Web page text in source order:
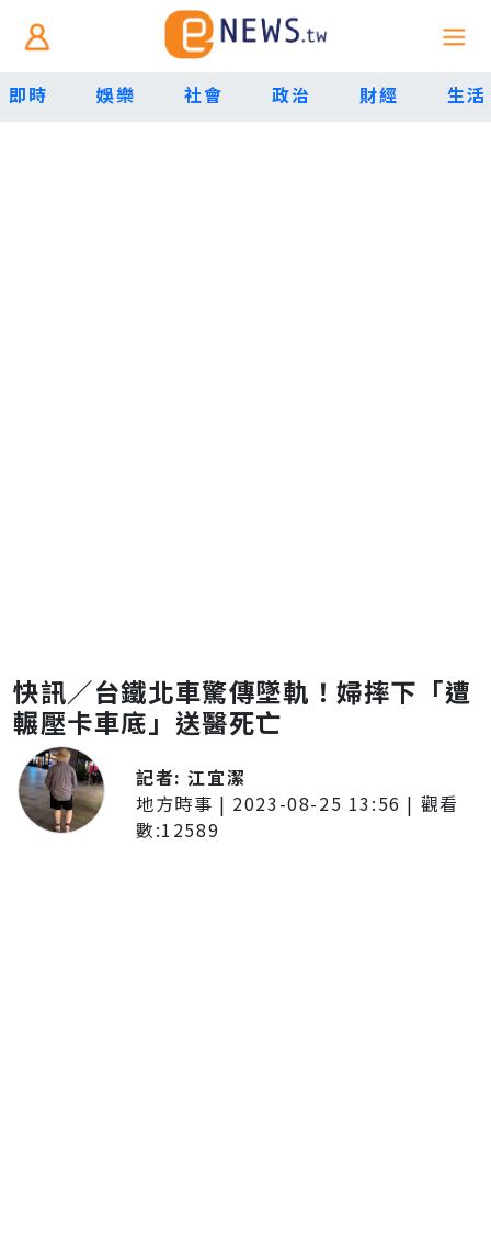
即時 娛樂 社會 政治 財經 生活
快訊／台鐵北車驚傳墜軌！婦摔下「遭
輾壓卡車底」送醫死亡
記者:江宜潔
地方時事 | 2023-08-25 13:56 | 觀看
數:12589